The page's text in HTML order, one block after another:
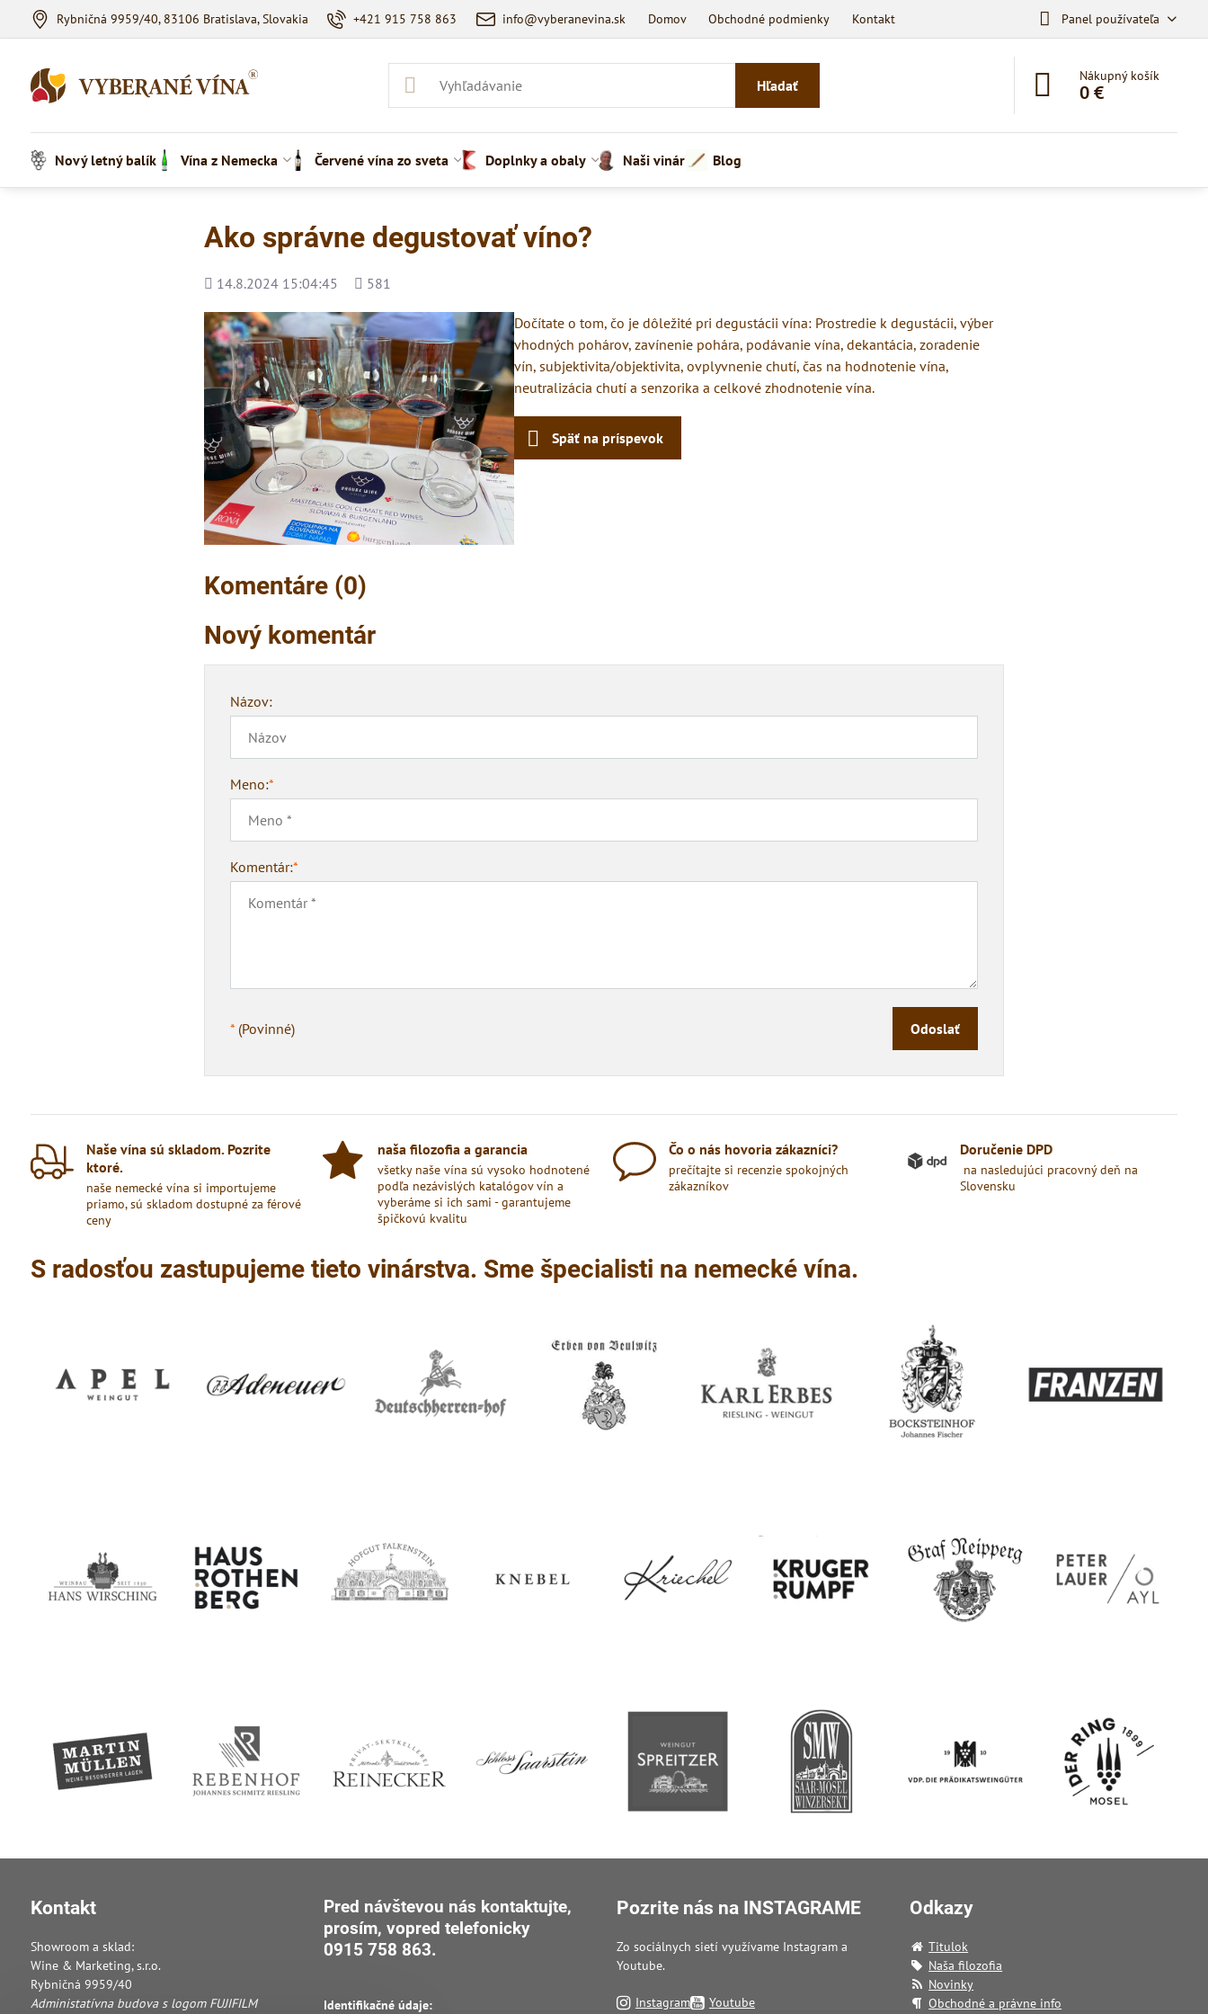
Rybničná 9959/40, 83106 Bratislava, Slovakia +421 915 758 863 info@vyberanevina.sk Domov Obchodné podmienky Kontakt Panel používateľa
Hľadať
Nákupný košík
0 €
Nový letný balík Vína z Nemecka Červené vína zo sveta Doplnky a obaly Naši vinári Blog
Ako správne degustovať víno?
Pridané
14.8.2024 15:04:45
Počet
581
Dočítate o tom, čo je dôležité pri degustácii vína: Prostredie k degustácii, výber
vhodných pohárov, zavínenie pohára, podávanie vína, dekantácia, zoradenie
vín, subjektivita/objektivita, ovplyvnenie chutí, čas na hodnotenie vína,
neutralizácia chutí a senzorika a celkové zhodnotenie vína.
Späť na príspevok
Komentáre (0)
Nový komentár
Názov:
Meno:*
Komentár:*
*(Povinné) Odoslať
Naše vína sú skladom​. Pozrite
ktoré​.
naše nemecké vína si importujeme
priamo, sú skladom dostupné za férové
ceny
naša filozofia a garancia
všetky naše vína sú vysoko hodnotené
podľa nezávislých katalógov vín a
vyberáme si ich sami - garantujeme
špičkovú kvalitu
Čo o nás hovoria zákazníci?
prečítajte si recenzie spokojných
zákazníkov
Doručenie DPD
na nasledujúci pracovný deň na
Slovensku
S radosťou zastupujeme tieto vinárstva. Sme špecialisti na nemecké vína.
Kontakt
Showroom a sklad:
Wine & Marketing, s.r.o.
Rybničná 9959/40
Administatívna budova s logom FUJIFILM
Pred návštevou nás kontaktujte,
prosím, vopred telefonicky
0915 758 863.
Identifikačné údaje:
Pozrite nás na INSTAGRAME
Zo sociálnych sietí využívame Instagram a
Youtube.
Instagram Youtube
Odkazy
Titulok
Naša filozofia
Novinky
Obchodné a právne info